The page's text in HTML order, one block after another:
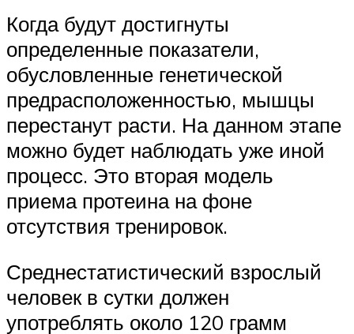
Когда будут достигнуты
определенные показатели,
обусловленные генетической
предрасположенностью, мышцы
перестанут расти. На данном этапе
можно будет наблюдать уже иной
процесс. Это вторая модель
приема протеина на фоне
отсутствия тренировок.
Среднестатистический взрослый
человек в сутки должен
употреблять около 120 грамм